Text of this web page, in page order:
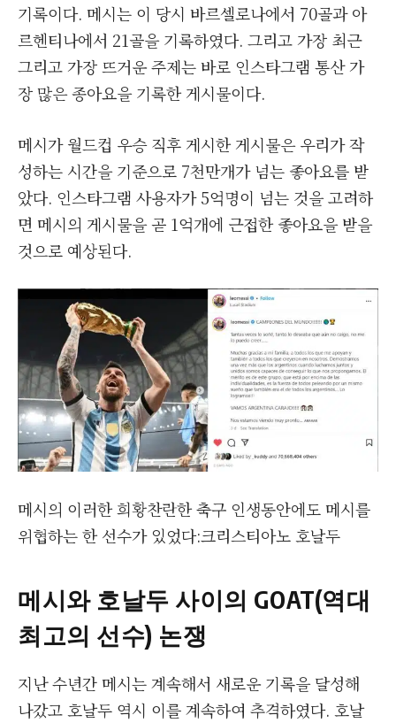
기록이다. 메시는 이 당시 바르셀로나에서 70골과 아
르헨티나에서 21골을 기록하였다. 그리고 가장 최근
그리고 가장 뜨거운 주제는 바로 인스타그램 통산 가
장 많은 종아요을 기록한 게시물이다.
메시가 월드컵 우승 직후 게시한 게시물은 우리가 작
성하는 시간을 기준으로 7천만개가 넘는 좋아요를 받
았다. 인스타그램 사용자가 5억명이 넘는 것을 고려하
면 메시의 게시물을 곧 1억개에 근접한 좋아요을 받을
것으로 예상된다.
메시의 이러한 희황찬란한 축구 인생동안에도 메시를
위협하는 한 선수가 있었다:크리스티아노 호날두
메시와 호날두 사이의 GOAT(역대
최고의 선수) 논쟁
지난 수년간 메시는 계속해서 새로운 기록을 달성해
나갔고 호날두 역시 이를 계속하여 추격하였다. 호날